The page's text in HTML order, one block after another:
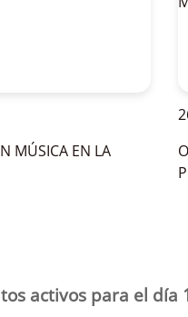
EN LA
26-
activos para el día